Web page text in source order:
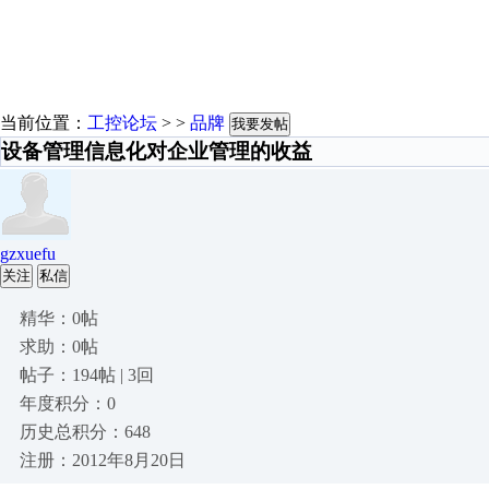
当前位置： 工控论坛 > > 品牌 我要发帖
设备管理信息化对企业管理的收益
gzxuefu
关注 私信
精华：0帖
求助：0帖
帖子：194帖 | 3回
年度积分：0
历史总积分：648
注册：2012年8月20日